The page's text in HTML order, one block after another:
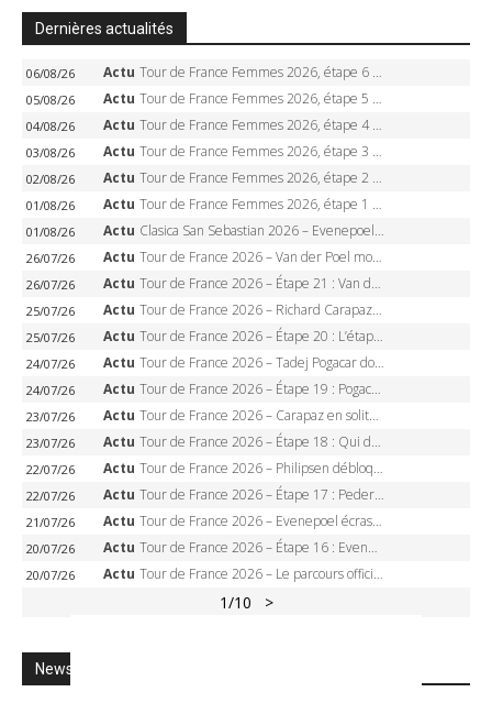
Dernières actualités
06/08/26 Actu Tour de France Femmes 2026, étape 6 – Kim Le Court-Pienaar gagne à Tournon, Reusser en jaune
05/08/26 Actu Tour de France Femmes 2026, étape 5 – Demi Vollering gagne à Belleville, Reusser en jaune, Ferrand-Prévot coule
04/08/26 Actu Tour de France Femmes 2026, étape 4 – Marlen Reusser écrase le chrono, Ferrand-Prévot en crise
03/08/26 Actu Tour de France Femmes 2026, étape 3 – Sigrid Haugset en solitaire, 88 km d’échappée, maillot jaune
02/08/26 Actu Tour de France Femmes 2026, étape 2 – Lorena Wiebes doublé à Genève, Markus héroïque, 7e record
01/08/26 Actu Tour de France Femmes 2026, étape 1 – Lorena Wiebes intouchable à Lausanne, premier maillot jaune
01/08/26 Actu Clasica San Sebastian 2026 – Evenepoel recordman, 4e victoire, Carapaz battu au sprint
26/07/26 Actu Tour de France 2026 – Van der Poel monumental à Paris, Pogacar égale le record des cinq sacres
26/07/26 Actu Tour de France 2026 – Étape 21 : Van der Poel, Pogacar, qui succédera à Wout van Aert sur les Champs-Elysées ?
25/07/26 Actu Tour de France 2026 – Richard Carapaz roi des Alpes, doublé et maillot à pois, Seixas perd le podium
25/07/26 Actu Tour de France 2026 – Étape 20 : L’étape reine, Galibier, Sarenne, Alpe d’Huez, qui succédera à Pogacar ?
24/07/26 Actu Tour de France 2026 – Tadej Pogacar dompte l’Alpe d’Huez, 5e victoire, record de Pantani pulvérisé
24/07/26 Actu Tour de France 2026 – Étape 19 : Pogacar peut-il enfin dompter l’Alpe d’Huez ?
23/07/26 Actu Tour de France 2026 – Carapaz en solitaire à Orcières-Merlette, Paret-Peintre à un point du maillot à pois
23/07/26 Actu Tour de France 2026 – Étape 18 : Qui domptera Orcières-Merlette, première marche vers l’Alpe d’Huez ?
22/07/26 Actu Tour de France 2026 – Philipsen débloque son compteur à Voiron, Pedersen en danger pour le maillot vert
22/07/26 Actu Tour de France 2026 – Étape 17 : Pedersen peut-il verrouiller le maillot vert à Voiron ?
21/07/26 Actu Tour de France 2026 – Evenepoel écrase le chrono d’Évian, Seixas 4e, Lipowitz abandonne
20/07/26 Actu Tour de France 2026 – Étape 16 : Evenepoel, Pogacar, Ganna… qui domptera le chrono d’Évian pour redessiner le podium ?
20/07/26 Actu Tour de France 2026 – Le parcours officiel complet : 21 étapes, profils, carte et dates
1/10 >
Newsletter